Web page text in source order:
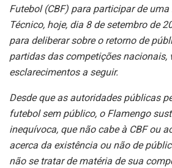
Futebol (CBF) para participar de
Técnico, hoje, dia 8 de setembro de
para deliberar sobre o retorno de
partidas das competições nacionais,
esclarecimentos a seguir.
Desde que as autoridades públicas
futebol sem público, o Flamengo
inequívoca, que não cabe à CBF ou
acerca da existência ou não de
não se tratar de matéria de sua